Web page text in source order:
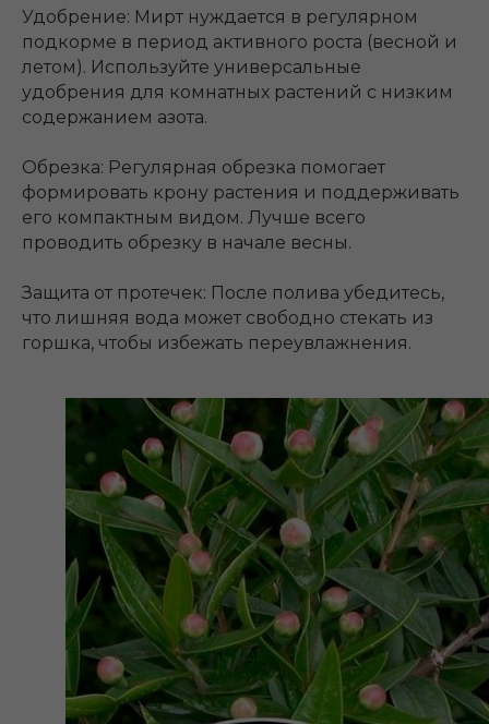
Удобрение: Мирт нуждается в регулярном
подкорме в период активного роста (весной и
летом). Используйте универсальные
удобрения для комнатных растений с низким
содержанием азота.
Обрезка: Регулярная обрезка помогает
формировать крону растения и поддерживать
его компактным видом. Лучше всего
проводить обрезку в начале весны.
Защита от протечек: После полива убедитесь,
что лишняя вода может свободно стекать из
горшка, чтобы избежать переувлажнения.